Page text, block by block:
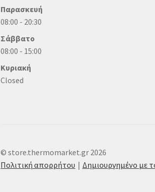
Παρασκευή
08:00 - 20:30
Σάββατο
08:00 - 15:00
Κυριακή
Closed
© store.thermomarket.gr 2026
Πολιτική απορρήτου
Δημιουργημένο με